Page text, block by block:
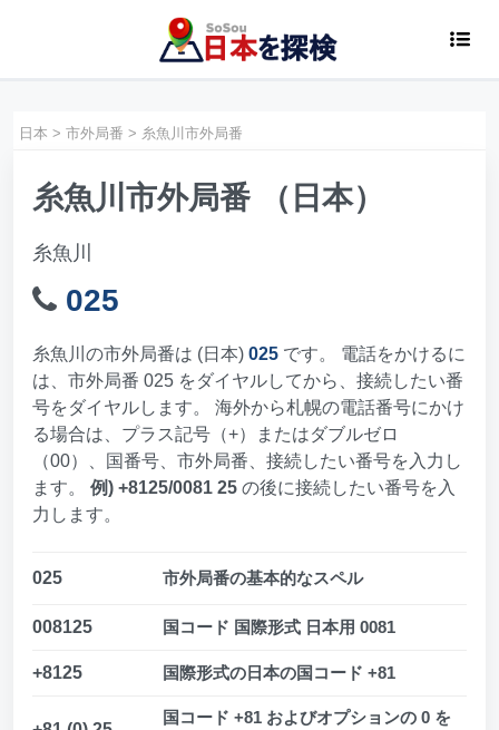
日本 > 市外局番 > 糸魚川市外局番
糸魚川市外局番 （日本）
糸魚川
025
糸魚川の市外局番は (日本) 025 です。 電話をかけるに
は、市外局番 025 をダイヤルしてから、接続したい番
号をダイヤルします。 海外から札幌の電話番号にかけ
る場合は、プラス記号（+）またはダブルゼロ
（00）、国番号、市外局番、接続したい番号を入力し
ます。 例) +8125/0081 25 の後に接続したい番号を入
力します。
025 市外局番の基本的なスペル
008125 国コード 国際形式 日本用 0081
+8125 国際形式の日本の国コード +81
国コード +81 およびオプションの 0 を